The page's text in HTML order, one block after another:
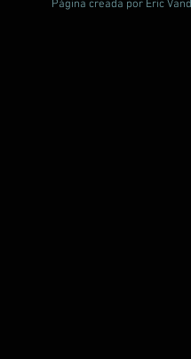
Página creada por Èric